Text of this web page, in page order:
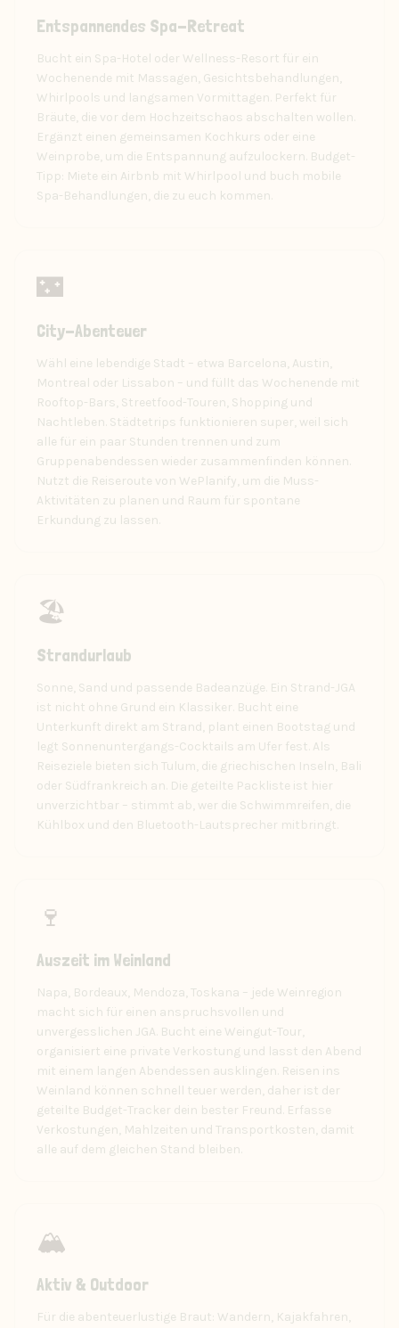
Entspannendes Spa-Retreat
Bucht ein Spa-Hotel oder Wellness-Resort für ein
Wochenende mit Massagen, Gesichtsbehandlungen,
Whirlpools und langsamen Vormittagen. Perfekt für
Bräute, die vor dem Hochzeitschaos abschalten wollen.
Ergänzt einen gemeinsamen Kochkurs oder eine
Weinprobe, um die Entspannung aufzulockern. Budget-
Tipp: Miete ein Airbnb mit Whirlpool und buch mobile
Spa-Behandlungen, die zu euch kommen.
🌃
City-Abenteuer
Wähl eine lebendige Stadt – etwa Barcelona, Austin,
Montreal oder Lissabon – und füllt das Wochenende mit
Rooftop-Bars, Streetfood-Touren, Shopping und
Nachtleben. Städtetrips funktionieren super, weil sich
alle für ein paar Stunden trennen und zum
Gruppenabendessen wieder zusammenfinden können.
Nutzt die Reiseroute von WePlanify, um die Muss-
Aktivitäten zu planen und Raum für spontane
Erkundung zu lassen.
🏖️
Strandurlaub
Sonne, Sand und passende Badeanzüge. Ein Strand-JGA
ist nicht ohne Grund ein Klassiker. Bucht eine
Unterkunft direkt am Strand, plant einen Bootstag und
legt Sonnenuntergangs-Cocktails am Ufer fest. Als
Reiseziele bieten sich Tulum, die griechischen Inseln, Bali
oder Südfrankreich an. Die geteilte Packliste ist hier
unverzichtbar – stimmt ab, wer die Schwimmreifen, die
Kühlbox und den Bluetooth-Lautsprecher mitbringt.
🍷
Auszeit im Weinland
Napa, Bordeaux, Mendoza, Toskana – jede Weinregion
macht sich für einen anspruchsvollen und
unvergesslichen JGA. Bucht eine Weingut-Tour,
organisiert eine private Verkostung und lasst den Abend
mit einem langen Abendessen ausklingen. Reisen ins
Weinland können schnell teuer werden, daher ist der
geteilte Budget-Tracker dein bester Freund. Erfasse
Verkostungen, Mahlzeiten und Transportkosten, damit
alle auf dem gleichen Stand bleiben.
🏔️
Aktiv & Outdoor
Für die abenteuerlustige Braut: Wandern, Kajakfahren,